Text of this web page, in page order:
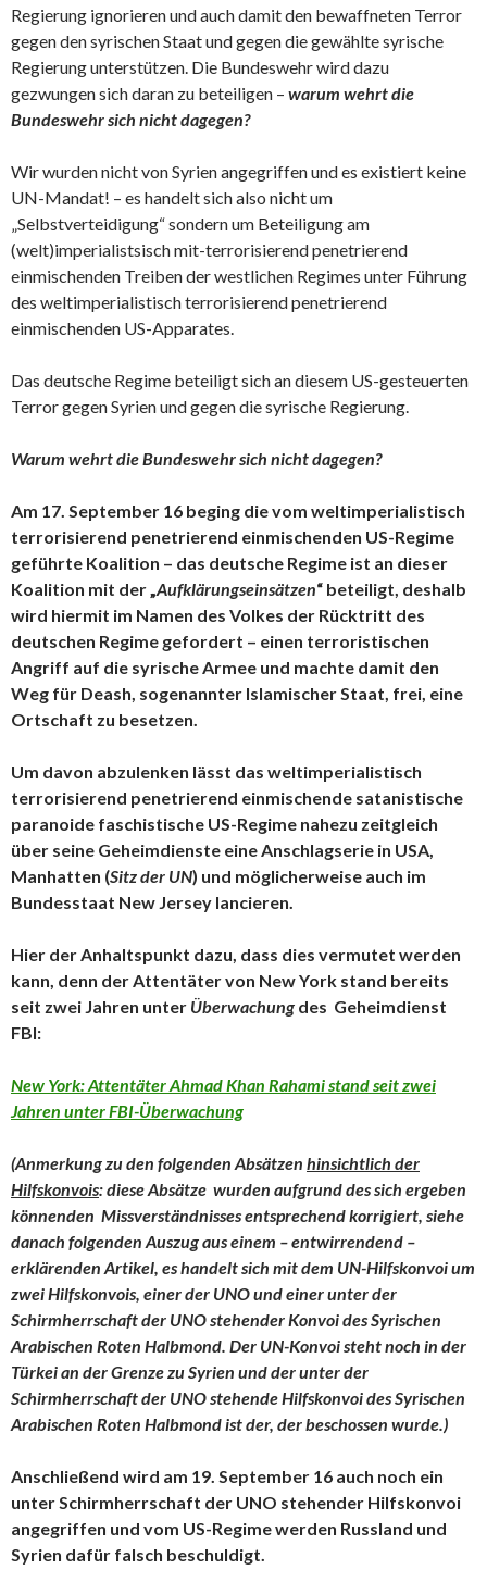
Regierung ignorieren und auch damit den bewaffneten Terror
gegen den syrischen Staat und gegen die gewählte syrische
Regierung unterstützen. Die Bundeswehr wird dazu
gezwungen sich daran zu beteiligen – warum wehrt die
Bundeswehr sich nicht dagegen?
Wir wurden nicht von Syrien angegriffen und es existiert keine
UN-Mandat! – es handelt sich also nicht um
„Selbstverteidigung“ sondern um Beteiligung am
(welt)imperialistsisch mit-terrorisierend penetrierend
einmischenden Treiben der westlichen Regimes unter Führung
des weltimperialistisch terrorisierend penetrierend
einmischenden US-Apparates.
Das deutsche Regime beteiligt sich an diesem US-gesteuerten
Terror gegen Syrien und gegen die syrische Regierung.
Warum wehrt die Bundeswehr sich nicht dagegen?
Am 17. September 16 beging die vom weltimperialistisch
terrorisierend penetrierend einmischenden US-Regime
geführte Koalition – das deutsche Regime ist an dieser
Koalition mit der „Aufklärungseinsätzen“ beteiligt, deshalb
wird hiermit im Namen des Volkes der Rücktritt des
deutschen Regime gefordert – einen terroristischen
Angriff auf die syrische Armee und machte damit den
Weg für Deash, sogenannter Islamischer Staat, frei, eine
Ortschaft zu besetzen.
Um davon abzulenken lässt das weltimperialistisch
terrorisierend penetrierend einmischende satanistische
paranoide faschistische US-Regime nahezu zeitgleich
über seine Geheimdienste eine Anschlagserie in USA,
Manhatten (Sitz der UN) und möglicherweise auch im
Bundesstaat New Jersey lancieren.
Hier der Anhaltspunkt dazu, dass dies vermutet werden
kann, denn der Attentäter von New York stand bereits
seit zwei Jahren unter Überwachung des Geheimdienst
FBI:
New York: Attentäter Ahmad Khan Rahami stand seit zwei
Jahren unter FBI-Überwachung
(Anmerkung zu den folgenden Absätzen hinsichtlich der
Hilfskonvois: diese Absätze wurden aufgrund des sich ergeben
könnenden Missverständnisses entsprechend korrigiert, siehe
danach folgenden Auszug aus einem – entwirrendend –
erklärenden Artikel, es handelt sich mit dem UN-Hilfskonvoi um
zwei Hilfskonvois, einer der UNO und einer unter der
Schirmherrschaft der UNO stehender Konvoi des Syrischen
Arabischen Roten Halbmond. Der UN-Konvoi steht noch in der
Türkei an der Grenze zu Syrien und der unter der
Schirmherrschaft der UNO stehende Hilfskonvoi des Syrischen
Arabischen Roten Halbmond ist der, der beschossen wurde.)
Anschließend wird am 19. September 16 auch noch ein
unter Schirmherrschaft der UNO stehender Hilfskonvoi
angegriffen und vom US-Regime werden Russland und
Syrien dafür falsch beschuldigt.